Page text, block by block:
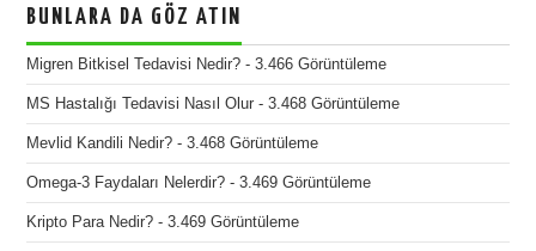
BUNLARA DA GÖZ ATIN
Migren Bitkisel Tedavisi Nedir? - 3.466 Görüntüleme
MS Hastalığı Tedavisi Nasıl Olur - 3.468 Görüntüleme
Mevlid Kandili Nedir? - 3.468 Görüntüleme
Omega-3 Faydaları Nelerdir? - 3.469 Görüntüleme
Kripto Para Nedir? - 3.469 Görüntüleme